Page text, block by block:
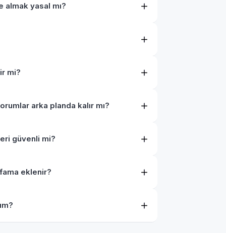
almak yasal mı?
mi?
arka planda kalır mı?
güvenli mi?
eklenir?